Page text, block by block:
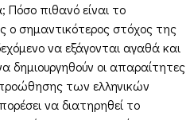
Πόσο πιθανό είναι το
ο σημαντικότερος στόχος της
να εξάγονται αγαθά και
δημιουργηθούν οι απαραίτητες
των ελληνικών
να διατηρηθεί το